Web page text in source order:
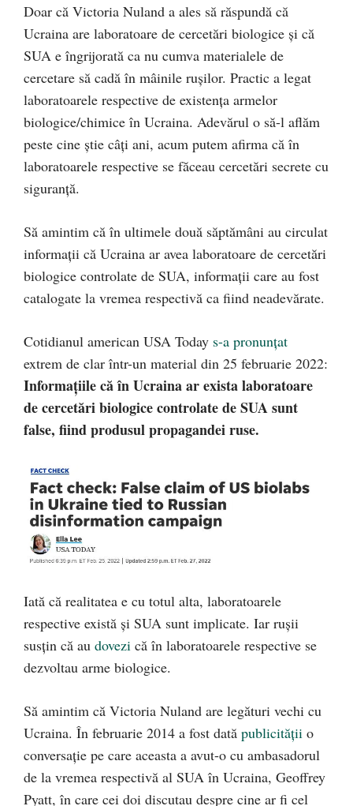
Doar că Victoria Nuland a ales să răspundă că
Ucraina are laboratoare de cercetări biologice și că
SUA e îngrijorată ca nu cumva materialele de
cercetare să cadă în mâinile rușilor. Practic a legat
laboratoarele respective de existența armelor
biologice/chimice în Ucraina. Adevărul o să-l aflăm
peste cine știe câți ani, acum putem afirma că în
laboratoarele respective se făceau cercetări secrete cu
siguranță.
Să amintim că în ultimele două săptămâni au circulat
informații că Ucraina ar avea laboratoare de cercetări
biologice controlate de SUA, informații care au fost
catalogate la vremea respectivă ca fiind neadevărate.
Cotidianul american USA Today s-a pronunțat
extrem de clar într-un material din 25 februarie 2022:
Informațiile că în Ucraina ar exista laboratoare
de cercetări biologice controlate de SUA sunt
false, fiind produsul propagandei ruse.
Iată că realitatea e cu totul alta, laboratoarele
respective există și SUA sunt implicate. Iar rușii
susțin că au dovezi că în laboratoarele respective se
dezvoltau arme biologice.
Să amintim că Victoria Nuland are legături vechi cu
Ucraina. În februarie 2014 a fost dată publicității o
conversație pe care aceasta a avut-o cu ambasadorul
de la vremea respectivă al SUA în Ucraina, Geoffrey
Pyatt, în care cei doi discutau despre cine ar fi cel